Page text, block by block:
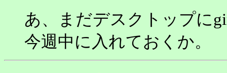
あ、まだデスクトップに
今週中に入れておくか。